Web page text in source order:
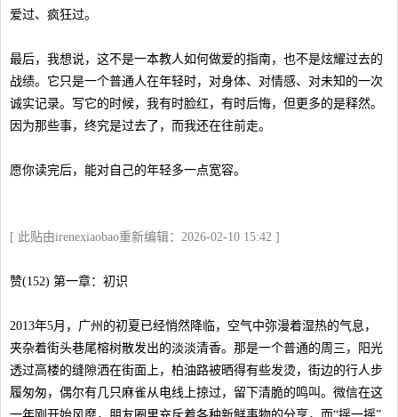
爱过、疯狂过。
最后，我想说，这不是一本教人如何做爱的指南，也不是炫耀过去的
战绩。它只是一个普通人在年轻时，对身体、对情感、对未知的一次
诚实记录。写它的时候，我有时脸红，有时后悔，但更多的是释然。
因为那些事，终究是过去了，而我还在往前走。
愿你读完后，能对自己的年轻多一点宽容。
[ 此贴由irenexiaobao重新编辑：2026-02-10 15:42 ]
赞(152) 第一章：初识
2013年5月，广州的初夏已经悄然降临，空气中弥漫着湿热的气息，
夹杂着街头巷尾榕树散发出的淡淡清香。那是一个普通的周三，阳光
透过高楼的缝隙洒在街面上，柏油路被晒得有些发烫，街边的行人步
履匆匆，偶尔有几只麻雀从电线上掠过，留下清脆的鸣叫。微信在这